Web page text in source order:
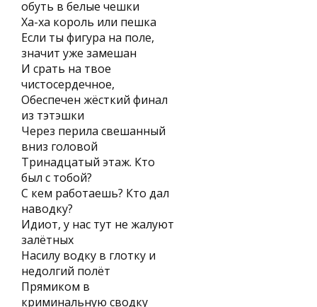
обуть в белые чешки
Ха-ха король или пешка
Если ты фигура на поле,
значит уже замешан
И срать на твое
чистосердечное,
Обеспечен жёсткий финал
из тэтэшки
Через перила свешанный
вниз головой
Тринадцатый этаж. Кто
был с тобой?
С кем работаешь? Кто дал
наводку?
Идиот, у нас тут не жалуют
залётных
Насилу водку в глотку и
недолгий полёт
Прямиком в
криминальную сводку